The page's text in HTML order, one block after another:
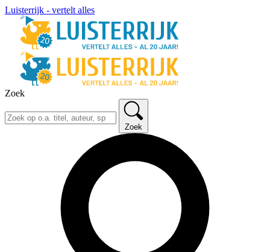
Luisterrijk - vertelt alles
Zoek
Zoek